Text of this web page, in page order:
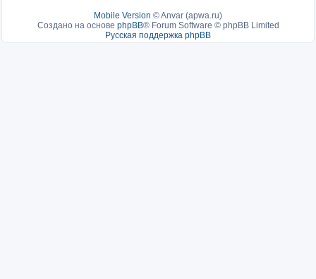
Mobile Version ©Anvar (apwa.ru)
Создано на основе phpBB® Forum Software © phpBB Limited
Русская поддержка phpBB